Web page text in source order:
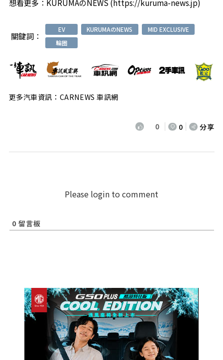
想看更多： KURUMAのNEWS (https://kuruma-news.jp)
關鍵詞：
EV KURUMAのNEWS
MID EXCLUSIVE
輪圈
更多汽車資訊：CARNEWS 車訊網
0 0 分享
Please login to comment
0 留言板